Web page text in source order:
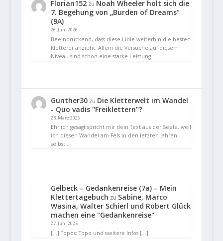
Florian152zu Noah Wheeler holt sich die
7. Begehung von „Burden of Dreams“
(9A)
26. Juni 2026
Beeindruckend, dass diese Linie weiterhin die besten
Kletterer anzieht. Allein die Versuche auf diesem
Niveau sind schon eine starke Leistung.…
Gunther30zu Die Kletterwelt im Wandel
- Quo vadis "Freiklettern"?
23. März 2026
Ehrlich gesagt spricht mir dein Text aus der Seele, weil
ich diesen Wandel am Fels in den letzten Jahren
selbst…
Gelbeck – Gedankenreise (7a) – Mein
Klettertagebuch zu Sabine, Marco
Wasina, Walter Schierl und Robert Glück
machen eine "Gedankenreise"
27. Juni 2025
[…] Topos: Topo und weitere Infos […]